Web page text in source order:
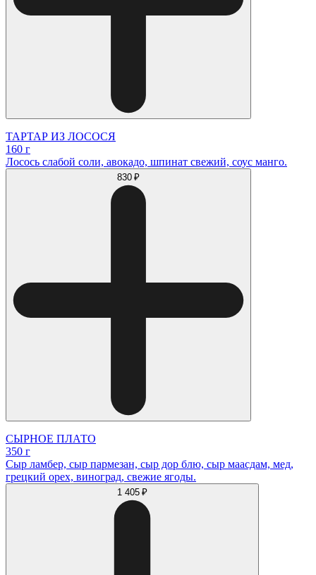
ТАРТАР ИЗ ЛОСОСЯ
160 г
Лосось слабой соли, авокадо, шпинат свежий, соус манго.
830 ₽
СЫРНОЕ ПЛАТО
350 г
Сыр ламбер, сыр пармезан, сыр дор блю, сыр маасдам, мед,
грецкий орех, виноград, свежие ягоды.
1 405 ₽